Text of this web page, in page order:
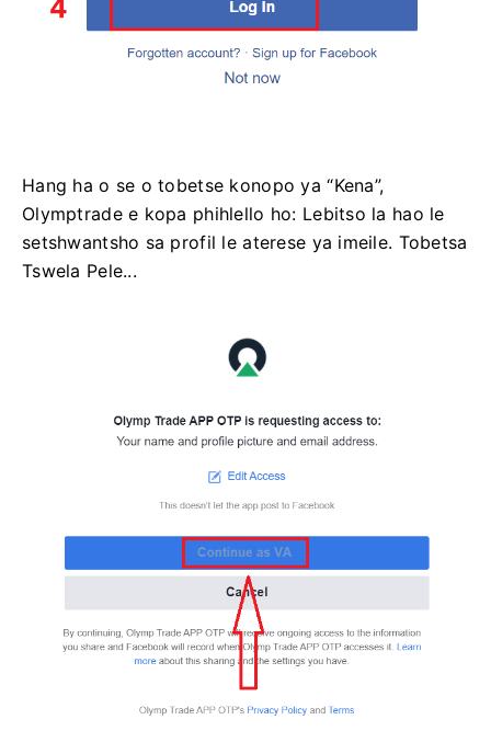
Hang ha o se o tobetse konopo ya “Kena”,
Olymptrade e kopa phihlello ho: Lebitso la hao le
setshwantsho sa profil le aterese ya imeile. Tobetsa
Tswela Pele...